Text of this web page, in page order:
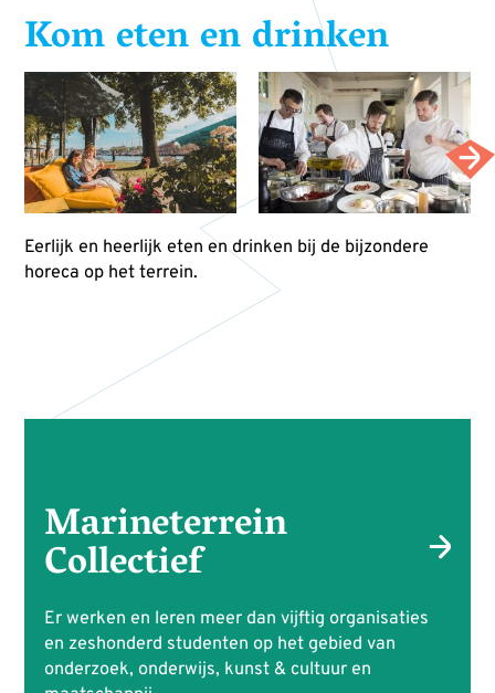
Kom eten en drinken
Eerlijk en heerlijk eten en drinken bij de bijzondere
horeca op het terrein.
Marineterrein
Collectief
Er werken en leren meer dan vijftig organisaties
en zeshonderd studenten op het gebied van
onderzoek, onderwijs, kunst & cultuur en